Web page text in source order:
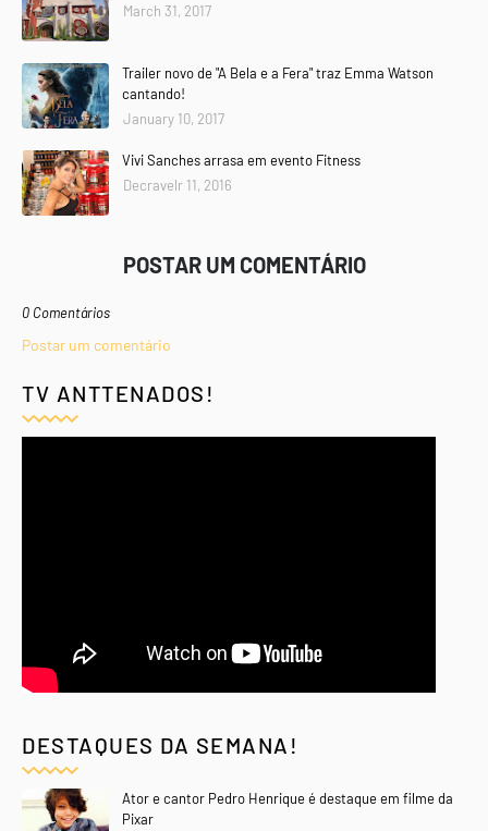
March 31, 2017
Trailer novo de "A Bela e a Fera" traz Emma Watson
cantando!
January 10, 2017
Vivi Sanches arrasa em evento Fitness
Decravelr 11, 2016
POSTAR UM COMENTÁRIO
0 Comentários
Postar um comentário
TV ANTTENADOS!
DESTAQUES DA SEMANA!
Ator e cantor Pedro Henrique é destaque em filme da
Pixar